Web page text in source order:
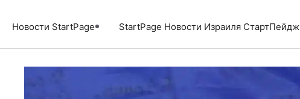
содержимому
Новости StartPage StartPage Новости Израиля СтартПейдж